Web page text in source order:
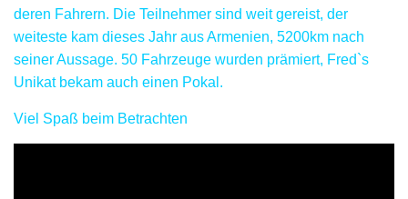
deren Fahrern. Die Teilnehmer sind weit gereist, der
weiteste kam dieses Jahr aus Armenien, 5200km nach
seiner Aussage. 50 Fahrzeuge wurden prämiert, Fred`s
Unikat bekam auch einen Pokal.
Viel Spaß beim Betrachten